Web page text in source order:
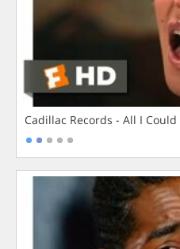
Cadillac Records - All I Could